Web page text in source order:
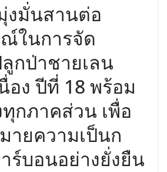
งมั่นสานต่อ
ในการจัด
กป่าชายเลน
อง ปีที่ 18 พร้อม
กภาคส่วน เพื่อ
ายความเป็นก
ร์บอนอย่างยั่งยืน